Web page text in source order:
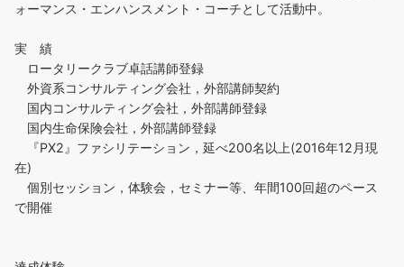
ォーマンス・エンハンスメント・コーチとして活動中。
実 績
ロータリークラブ卓話講師登録
外資系コンサルティング会社，外部講師契約
国内コンサルティング会社，外部講師登録
国内生命保険会社，外部講師登録
『PX2』ファシリテーション，延べ200名以上(2016年12月現
在)
個別セッション，体験会，セミナー等、年間100回超のペース
で開催